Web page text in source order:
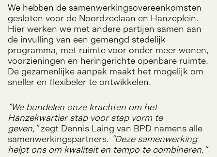
We hebben de samenwerkingsovereenkomsten
gesloten voor de Noordzeelaan en Hanzeplein.
Hier werken we met andere partijen samen aan
de invulling van een gemengd stedelijk
programma, met ruimte voor onder meer wonen,
voorzieningen en heringerichte openbare ruimte.
De gezamenlijke aanpak maakt het mogelijk om
sneller en flexibeler te ontwikkelen.
“We bundelen onze krachten om het
Hanzekwartier stap voor stap vorm te
geven,”zegt Dennis Laing van BPD namens alle
samenwerkingspartners. “Deze samenwerking
helpt ons om kwaliteit en tempo te combineren.”